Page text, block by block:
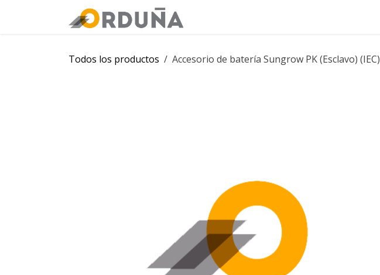
Todos los productos Accesorio de batería Sungrow PK (Esclavo) (IEC)